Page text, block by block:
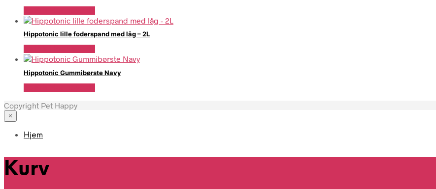
Hippotonic lille foderspand med låg – 2L
Hippotonic Gummibørste Navy
Copyright Pet Happy
×
Hjem
Kurv